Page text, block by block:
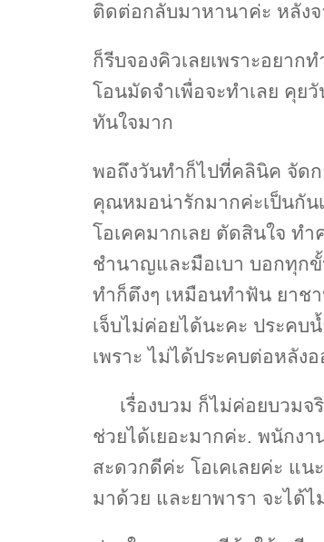
ติดต่อกลับมาหานาค่ะ หลัง
ก็รีบจองคิวเลยเพราะอยา
โอนมัดจำเพื่อจะทำเลย คุย
ทันใจมาก
พอถึงวันทำก็ไปที่คลินิค จัด
คุณหมอน่ารักมากค่ะเป็นกัน
โอเคคมากเลย ตัดสินใจ ท
ชำนาญและมือเบา บอกทุก
ทำก็ตึงๆ เหมือนทำฟัน ยาช
เจ็บไม่ค่อยได้นะคะ ประคบ
เพราะ ไม่ได้ประคบต่อหลั
เรื่องบวม ก็ไม่ค่อยบวมจ
ช่วยได้เยอะมากค่ะ. พนักง
สะดวกดีค่ะ โอเคเลยค่ะ แน
มาด้วย และยาพารา จะได้ไ